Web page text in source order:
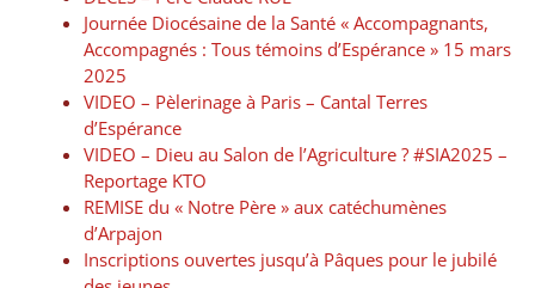
Journée Diocésaine de la Santé « Accompagnants,
Accompagnés : Tous témoins d’Espérance » 15 mars
2025
VIDEO – Pèlerinage à Paris – Cantal Terres
d’Espérance
VIDEO – Dieu au Salon de l’Agriculture ? #SIA2025 –
Reportage KTO
REMISE du « Notre Père » aux catéchumènes
d’Arpajon
Inscriptions ouvertes jusqu’à Pâques pour le jubilé